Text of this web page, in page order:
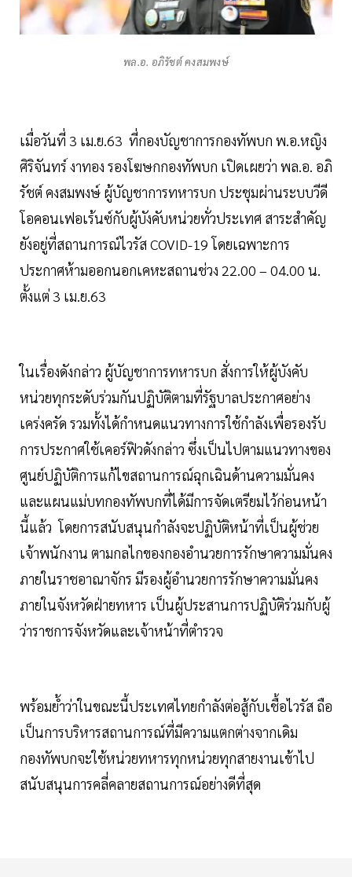
พล.อ. อภิรัชต์ คงสมพงษ์
เมื่อวันที่ 3 เม.ย.63 ที่กองบัญชาการกองทัพบก พ.อ.หญิง
ศิริจันทร์ งาทอง รองโฆษกกองทัพบก เปิดเผยว่า พล.อ. อภิ
รัชต์ คงสมพงษ์ ผู้บัญชาการทหารบก ประชุมผ่านระบบวีดี
โอคอนเฟอเร้นซ์กับผู้บังคับหน่วยทั่วประเทศ สาระสำคัญ
ยังอยู่ที่สถานการณ์ไวรัส COVID-19 โดยเฉพาะการ
ประกาศห้ามออกนอกเคหะสถานช่วง 22.00 – 04.00 น.
ตั้งแต่ 3 เม.ย.63
ในเรื่องดังกล่าว ผู้บัญชาการทหารบก สั่งการให้ผู้บังคับ
หน่วยทุกระดับร่วมกันปฏิบัติตามที่รัฐบาลประกาศอย่าง
เคร่งครัด รวมทั้งได้กำหนดแนวทางการใช้กำลังเพื่อรองรับ
การประกาศใช้เคอร์ฟิวดังกล่าว ซึ่งเป็นไปตามแนวทางของ
ศูนย์ปฏิบัติการแก้ไขสถานการณ์ฉุกเฉินด้านความมั่นคง
และแผนแม่บทกองทัพบกที่ได้มีการจัดเตรียมไว้ก่อนหน้า
นี้แล้ว โดยการสนับสนุนกำลังจะปฏิบัติหน้าที่เป็นผู้ช่วย
เจ้าพนักงาน ตามกลไกของกองอำนวยการรักษาความมั่นคง
ภายในราชอาณาจักร มีรองผู้อำนวยการรักษาความมั่นคง
ภายในจังหวัดฝ่ายทหาร เป็นผู้ประสานการปฏิบัติร่วมกับผู้
ว่าราชการจังหวัดและเจ้าหน้าที่ตำรวจ
พร้อมย้ำว่าในขณะนี้ประเทศไทยกำลังต่อสู้กับเชื้อไวรัส ถือ
เป็นการบริหารสถานการณ์ที่มีความแตกต่างจากเดิม
กองทัพบกจะใช้หน่วยทหารทุกหน่วยทุกสายงานเข้าไป
สนับสนุนการคลี่คลายสถานการณ์อย่างดีที่สุด